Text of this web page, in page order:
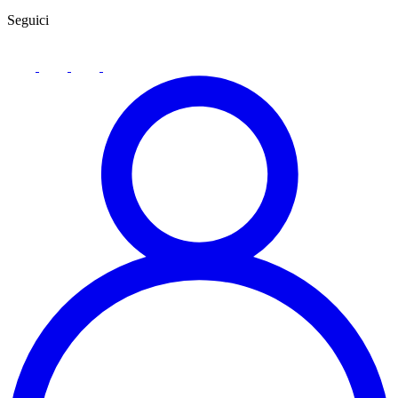
Seguici